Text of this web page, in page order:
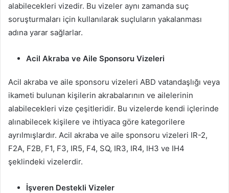
alabilecekleri vizedir. Bu vizeler aynı zamanda suç
soruşturmaları için kullanılarak suçluların yakalanması
adına yarar sağlarlar.
Acil Akraba ve Aile Sponsoru Vizeleri
Acil akraba ve aile sponsoru vizeleri ABD vatandaşlığı veya
ikameti bulunan kişilerin akrabalarının ve ailelerinin
alabilecekleri vize çeşitleridir. Bu vizelerde kendi içlerinde
alınabilecek kişilere ve ihtiyaca göre kategorilere
ayrılmışlardır. Acil akraba ve aile sponsoru vizeleri IR-2,
F2A, F2B, F1, F3, IR5, F4, SQ, IR3, IR4, IH3 ve IH4
şeklindeki vizelerdir.
İşveren Destekli Vizeler